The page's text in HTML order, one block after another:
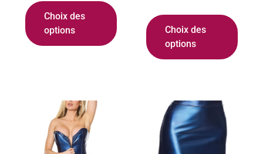
Choix des
options
Choix des
options